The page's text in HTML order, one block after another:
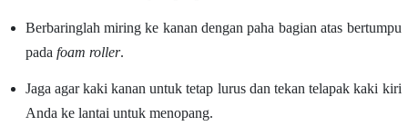
Berbaringlah miring ke kanan dengan paha bagian atas bertumpu
pada foam roller.
Jaga agar kaki kanan untuk tetap lurus dan tekan telapak kaki kiri
Anda ke lantai untuk menopang.